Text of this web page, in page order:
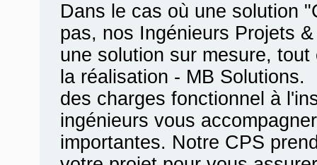
Dans le cas où une solution
pas, nos Ingénieurs Projets
une solution sur mesure,
la réalisation - MB
des charges fonctionnel à
ingénieurs vous
importantes. Notre CPS